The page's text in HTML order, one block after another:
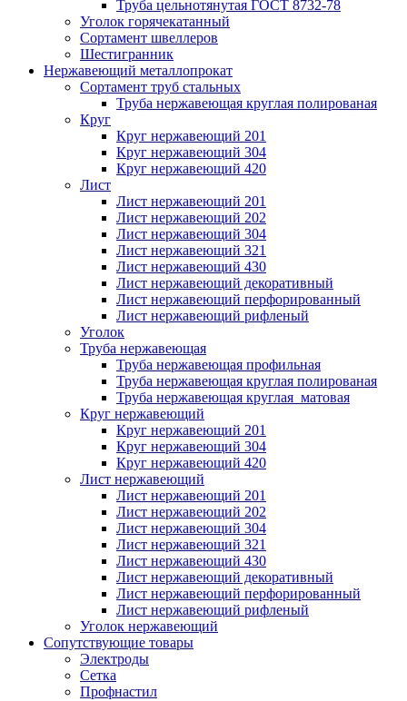
Труба цельнотянутая ГОСТ 8732-78
Уголок горячекатанный
Сортамент швеллеров
Шестигранник
Нержавеющий металлопрокат
Сортамент труб стальных
Труба нержавеющая круглая полированая
Круг
Круг нержавеющий 201
Круг нержавеющий 304
Круг нержавеющий 420
Лист
Лист нержавеющий 201
Лист нержавеющий 202
Лист нержавеющий 304
Лист нержавеющий 321
Лист нержавеющий 430
Лист нержавеющий декоративный
Лист нержавеющий перфорированный
Лист нержавеющий рифленый
Уголок
Труба нержавеющая
Труба нержавеющая профильная
Труба нержавеющая круглая полированая
Труба нержавеющая круглая матовая
Круг нержавеющий
Круг нержавеющий 201
Круг нержавеющий 304
Круг нержавеющий 420
Лист нержавеющий
Лист нержавеющий 201
Лист нержавеющий 202
Лист нержавеющий 304
Лист нержавеющий 321
Лист нержавеющий 430
Лист нержавеющий декоративный
Лист нержавеющий перфорированный
Лист нержавеющий рифленый
Уголок нержавеющий
Cопутствующие товары
Электроды
Сетка
Профнастил